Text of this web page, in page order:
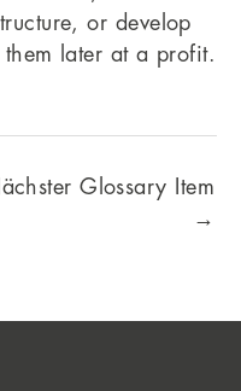
or develop
later at a profit.
Glossary Item
→